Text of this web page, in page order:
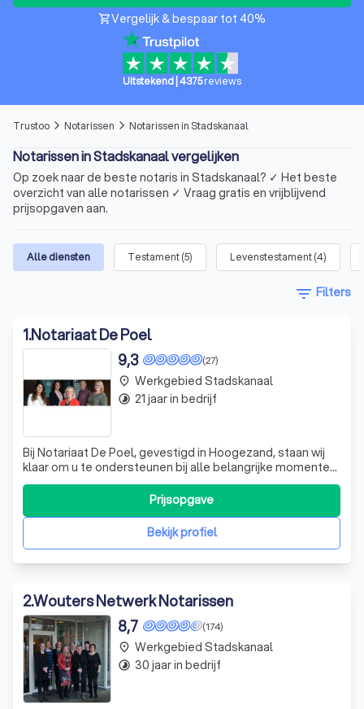
shopping_cartVergelijk & bespaar tot 40%
Uitstekend 4375reviews
Trustoo arrow_forward_ios Notarissen arrow_forward_ios Notarissen in Stadskanaal
Notarissen in Stadskanaal vergelijken
Op zoek naar de beste notaris in Stadskanaal? ✓ Het beste
overzicht van alle notarissen ✓ Vraag gratis en vrijblijvend
prijsopgaven aan.
Alle diensten Testament(5) Levenstestament(4)
filter_list Filters
1.Notariaat De Poel
(27)
9,3
Bij Notariaat De Poel, gevestigd in Hoogezand, staan wij
klaar om u te ondersteunen bij alle belangrijke momenten
in uw leven. Of u nu gaat samenwonen, trouwen, een
woning koopt of verkoopt, of informatie nodig heeft over
erven en schenken, wij zijn er om u te adviseren en uw
keuzes correct vast te Bekijk profiel
Prijsopgave
place Werkgebied Stadskanaal
timelapse 21 jaar in bedrijf
2.Wouters Netwerk Notarissen
(174)
8,7
place Werkgebied Stadskanaal
timelapse 30 jaar in bedrijf